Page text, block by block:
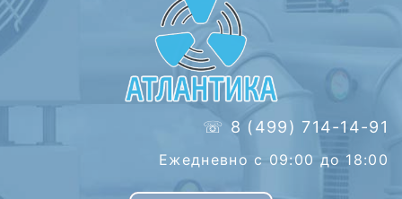
☏ 8 (499) 714-14-91
Ежедневно с 09:00 до 18:00